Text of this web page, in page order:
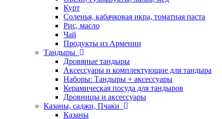
Курт
Соленья, кабачковая икра, томатная паста
Рис, масло
Чай
Продукты из Армении
Тандыры
Дровяные тандыры
Аксессуары и комплектующие для тандыра
Наборы: Тандыры + аксессуары
Керамическая посуда для тандыров
Дровницы и аксессуары
Казаны, саджи, Пчаки
Казаны